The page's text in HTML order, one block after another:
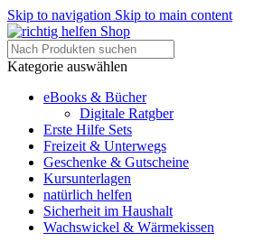
Skip to navigation Skip to main content
Kategorie auswählen
eBooks & Bücher
Digitale Ratgber
Erste Hilfe Sets
Freizeit & Unterwegs
Geschenke & Gutscheine
Kursunterlagen
natürlich helfen
Sicherheit im Haushalt
Wachswickel & Wärmekissen